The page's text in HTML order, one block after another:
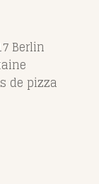
Berlin
de pizza